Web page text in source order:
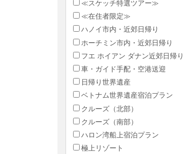
≪スケッチ特選ツアー≫
≪在住者限定≫
ハノイ市内・近郊日帰り
ホーチミン市内・近郊日帰り
フエ ホイアン ダナン近郊日帰り
車・ガイド手配・空港送迎
日帰り世界遺産
ベトナム世界遺産宿泊プラン
クルーズ（北部）
クルーズ（南部）
ハロン湾船上宿泊プラン
極上リゾート